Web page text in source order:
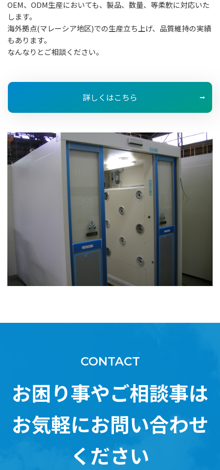
OEM、ODM生産においても、製品、数量、等柔軟に対応いた
します。
海外拠点(マレーシア地区)での生産立ち上げ、品質維持の実績
もあります。
なんなりとご相談ください。
詳しくはこちら
CONTACT
お困り事やご相談事は
お気軽にお問い合わせ
ください